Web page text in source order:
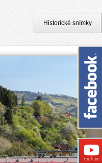
Historické snímky